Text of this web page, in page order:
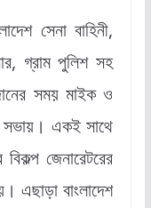
সেনা বাহিনী,
গ্রাম পুলিশ সহ
সময় মাইক ও
সভায়। একই সাথে
জেনারেটরের
এছাড়া বাংলাদেশ